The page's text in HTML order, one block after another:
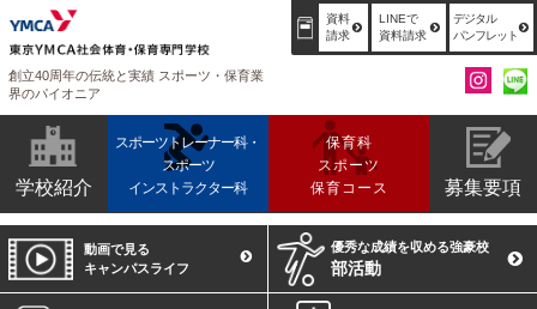
創立40周年の伝統と実績 スポーツ・保育業
界のパイオニア
資料
請求
LINEで
資料請求
デジタル
パンフレット
学校紹介
スポーツトレーナー科・
スポーツ
インストラクター科
保育科
スポーツ
保育コース
募集要項
動画で見る
キャンパスライフ
優秀な成績を収める強豪校
部活動